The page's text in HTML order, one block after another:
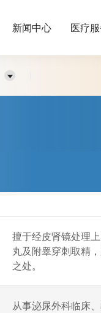
新闻中心 医疗
擅于经皮肾镜处理
丸及附睾穿刺取精
之处。
从事泌尿外科临床